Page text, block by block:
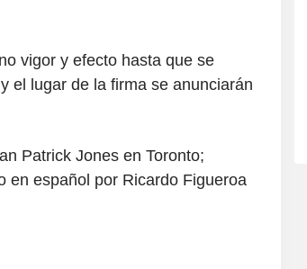
vigor y efecto hasta que se
el lugar de la firma se anunciarán
Patrick Jones en Toronto;
en español por Ricardo Figueroa